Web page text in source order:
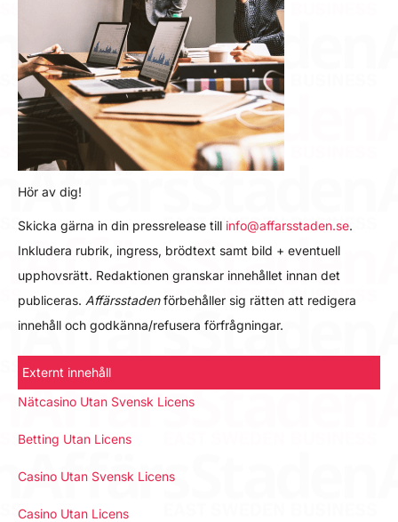
Hör av dig!
Skicka gärna in din pressrelease till info@affarsstaden.se.
Inkludera rubrik, ingress, brödtext samt bild + eventuell
upphovsrätt. Redaktionen granskar innehållet innan det
publiceras. Affärsstadenförbehåller sig rätten att redigera
innehåll och godkänna/refusera förfrågningar.
Externt innehåll
Nätcasino Utan Svensk Licens
Betting Utan Licens
Casino Utan Svensk Licens
Casino Utan Licens